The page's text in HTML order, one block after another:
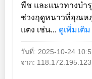
พืช และแนวทางบำ
ช่วงฤดูหนาวที่อุณห
แตง เช่น... ดูเพิ่มเติม
วันที่: 2025-10-24
จาก: 118.172.195.123